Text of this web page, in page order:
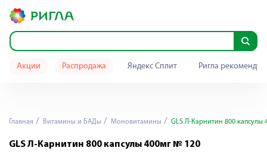
Акции Распродажа Яндекс Сплит Ригла
Главная Витамины и БАДы Моновитамины GLS Л-Карнитин 800 капсулы
GLS Л-Карнитин 800 капсулы 400мг № 120